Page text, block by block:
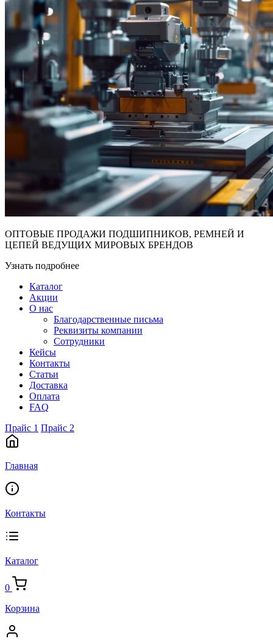
ОПТОВЫЕ ПРОДАЖИ ПОДШИПНИКОВ, РЕМНЕЙ И
ЦЕПЕЙ ВЕДУЩИХ МИРОВЫХ БРЕНДОВ
Узнать подробнее
Каталог
Акции
О нас
Благодарственные письма
Реквизиты компании
Сотрудники
Кейсы
Контакты
Статьи
Доставка
Оплата
FAQ
Прайс 1 Прайс 2
Главная
Контакты
Каталог
0
Корзина